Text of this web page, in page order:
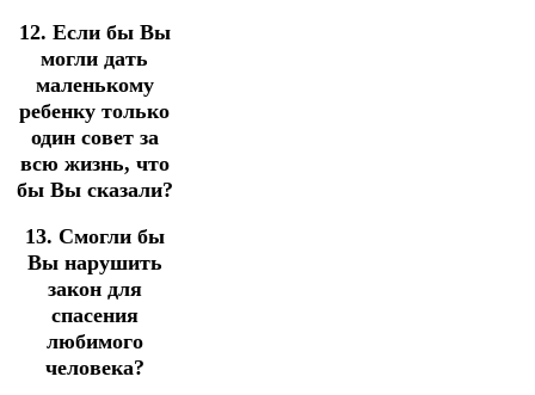
12. Если бы Вы
могли дать
маленькому
ребенку только
один совет за
всю жизнь, что
бы Вы сказали?
13. Смогли бы
Вы нарушить
закон для
спасения
любимого
человека?